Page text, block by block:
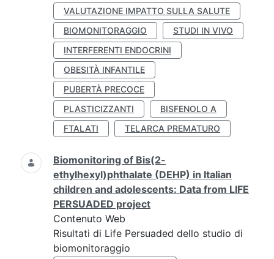
VALUTAZIONE IMPATTO SULLA SALUTE
BIOMONITORAGGIO
STUDI IN VIVO
INTERFERENTI ENDOCRINI
OBESITÀ INFANTILE
PUBERTÀ PRECOCE
PLASTICIZZANTI
BISFENOLO A
FTALATI
TELARCA PREMATURO
Biomonitoring of Bis(2-
ethylhexyl)phthalate (DEHP) in Italian
children and adolescents: Data from LIFE
PERSUADED project
Contenuto Web
Risultati di Life Persuaded dello studio di
biomonitoraggio